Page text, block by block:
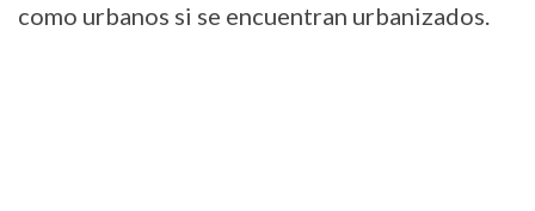
como urbanos si se encuentran urbanizados.